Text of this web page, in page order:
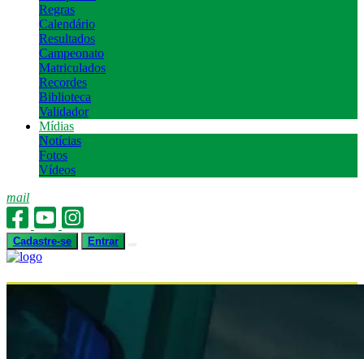
Regras
Calendário
Resultados
Campeonato
Matriculados
Recordes
Biblioteca
Validador
Mídias
Notícias
Fotos
Vídeos
mail
Cadastre-se Entrar